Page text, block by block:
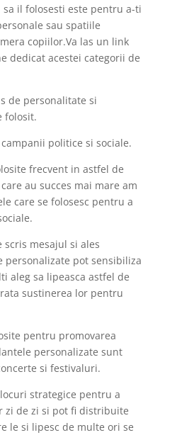
il folosesti este pentru a-ti
sau spatiile
copiilor.Va las un link
dedicat acestei categorii de
de personalitate si
folosit.
politice si sociale.
frecvent in astfel de
au succes mai mare am
care se folosesc pentru a
scris mesajul si ales
personalizate pot sensibiliza
aleg sa lipeasca astfel de
sustinerea lor pentru
pentru promovarea
personalizate sunt
si festivaluri.
strategice pentru a
zi de zi si pot fi distribuite
le si lipesc de multe ori se